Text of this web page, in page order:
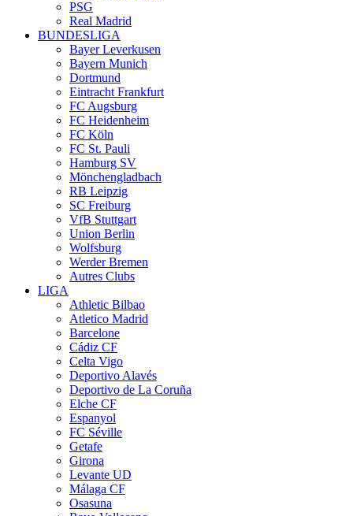
PSG
Real Madrid
BUNDESLIGA
Bayer Leverkusen
Bayern Munich
Dortmund
Eintracht Frankfurt
FC Augsburg
FC Heidenheim
FC Köln
FC St. Pauli
Hamburg SV
Mönchengladbach
RB Leipzig
SC Freiburg
VfB Stuttgart
Union Berlin
Wolfsburg
Werder Bremen
Autres Clubs
LIGA
Athletic Bilbao
Atletico Madrid
Barcelone
Cádiz CF
Celta Vigo
Deportivo Alavés
Deportivo de La Coruña
Elche CF
Espanyol
FC Séville
Getafe
Girona
Levante UD
Málaga CF
Osasuna